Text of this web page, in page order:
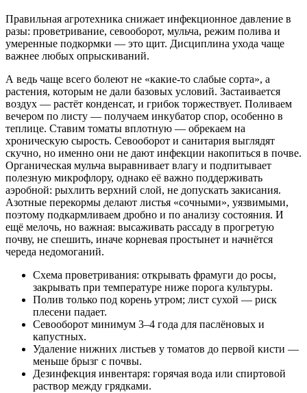
Правильная агротехника снижает инфекционное давление в
разы: проветривание, севооборот, мульча, режим полива и
умеренные подкормки — это щит. Дисциплина ухода чаще
важнее любых опрыскиваний.
А ведь чаще всего болеют не «какие-то слабые сорта», а
растения, которым не дали базовых условий. Застаивается
воздух — растёт конденсат, и грибок торжествует. Поливаем
вечером по листу — получаем инкубатор спор, особенно в
теплице. Ставим томаты вплотную — обрекаем на
хроническую сырость. Севооборот и санитария выглядят
скучно, но именно они не дают инфекции накопиться в почве.
Органическая мульча выравнивает влагу и подпитывает
полезную микрофлору, однако её важно поддерживать
аэробной: рыхлить верхний слой, не допускать закисания.
Азотные перекормы делают листья «сочными», уязвимыми,
поэтому подкармливаем дробно и по анализу состояния. И
ещё мелочь, но важная: высаживать рассаду в прогретую
почву, не спешить, иначе корневая простынет и начнётся
череда недомоганий.
Схема проветривания: открывать фрамуги до росы,
закрывать при температуре ниже порога культуры.
Полив только под корень утром; лист сухой — риск
плесени падает.
Севооборот минимум 3–4 года для паслёновых и
капустных.
Удаление нижних листьев у томатов до первой кисти —
меньше брызг с почвы.
Дезинфекция инвентаря: горячая вода или спиртовой
раствор между грядками.